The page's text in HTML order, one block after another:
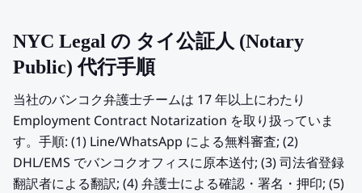
NYC Legal の タイ公証人 (Notary
Public) 代行手順
当社のバンコク弁護士チームは 17 年以上にわたり
Employment Contract Notarization を取り扱っていま
す。手順: (1) Line/WhatsApp による無料審査; (2)
DHL/EMS でバンコクオフィスに原本送付; (3) 司法省登録
翻訳者による翻訳; (4) 弁護士による確認・署名・押印; (5)